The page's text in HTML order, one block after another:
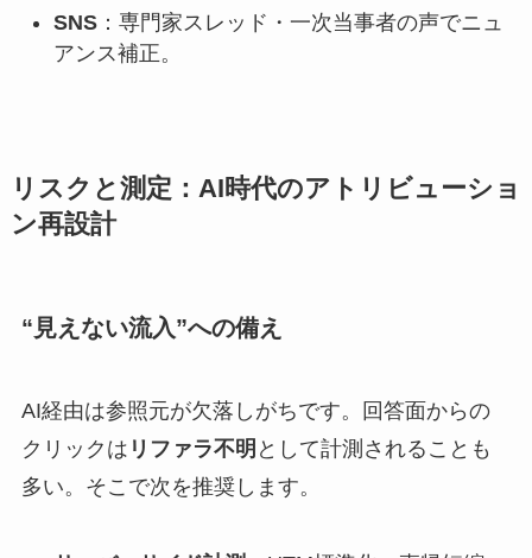
SNS：専門家スレッド・一次当事者の声でニュ
アンス補正。
リスクと測定：AI時代のアトリビューショ
ン再設計
“見えない流入”への備え
AI経由は参照元が欠落しがちです。回答面からの
クリックは リファラ不明 として計測されることも
多い。そこで次を推奨します。